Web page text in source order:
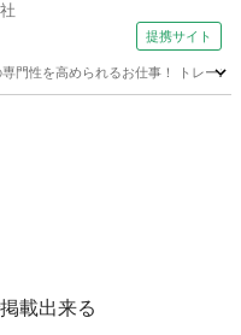
提携サイト
性を高められるお仕事！ トレーニ
載出来る